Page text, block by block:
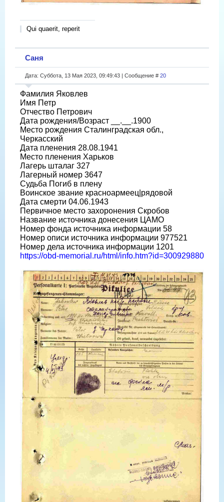
Qui quaerit, reperit
Саня
Дата: Суббота, 13 Мая 2023, 09:49:43 | Сообщение # 20
Фамилия Яковлев
Имя Петр
Отчество Петрович
Дата рождения/Возраст __.__.1900
Место рождения Сталинградская обл.,
Черкасский
Дата пленения 28.08.1941
Место пленения Харьков
Лагерь шталаг 327
Лагерный номер 3647
Судьба Погиб в плену
Воинское звание красноармеец|рядовой
Дата смерти 04.06.1943
Первичное место захоронения Скробов
Название источника донесения ЦАМО
Номер фонда источника информации 58
Номер описи источника информации 977521
Номер дела источника информации 1201
https://obd-memorial.ru/html/info.htm?id=300929880